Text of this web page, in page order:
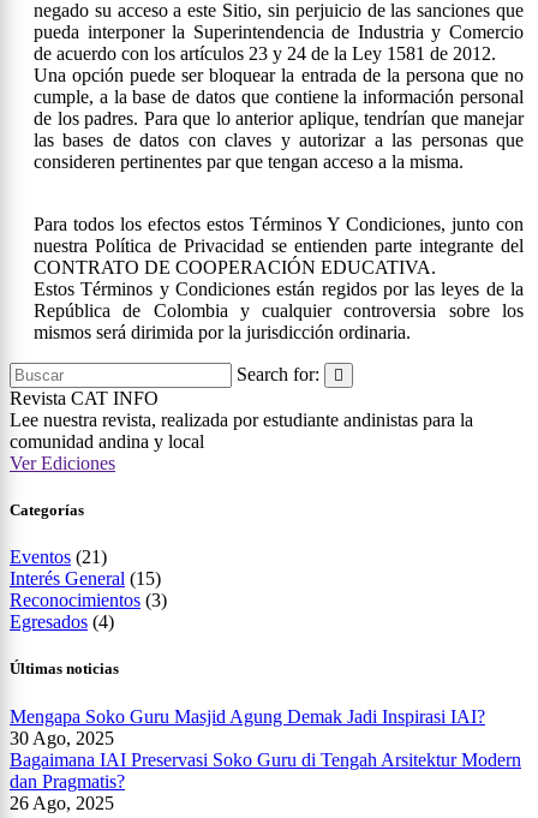
negado su acceso a este Sitio, sin perjuicio de las sanciones que
pueda interponer la Superintendencia de Industria y Comercio
de acuerdo con los artículos 23 y 24 de la Ley 1581 de 2012.
Una opción puede ser bloquear la entrada de la persona que no
cumple, a la base de datos que contiene la información personal
de los padres. Para que lo anterior aplique, tendrían que manejar
las bases de datos con claves y autorizar a las personas que
consideren pertinentes par que tengan acceso a la misma.
Para todos los efectos estos Términos Y Condiciones, junto con
nuestra Política de Privacidad se entienden parte integrante del
CONTRATO DE COOPERACIÓN EDUCATIVA.
Estos Términos y Condiciones están regidos por las leyes de la
República de Colombia y cualquier controversia sobre los
mismos será dirimida por la jurisdicción ordinaria.
Search for:
Revista CAT INFO
Lee nuestra revista, realizada por estudiante andinistas para la
comunidad andina y local
Ver Ediciones
Categorías
Eventos (21)
Interés General (15)
Reconocimientos (3)
Egresados (4)
Últimas noticias
Mengapa Soko Guru Masjid Agung Demak Jadi Inspirasi IAI?
30 Ago, 2025
Bagaimana IAI Preservasi Soko Guru di Tengah Arsitektur Modern
dan Pragmatis?
26 Ago, 2025